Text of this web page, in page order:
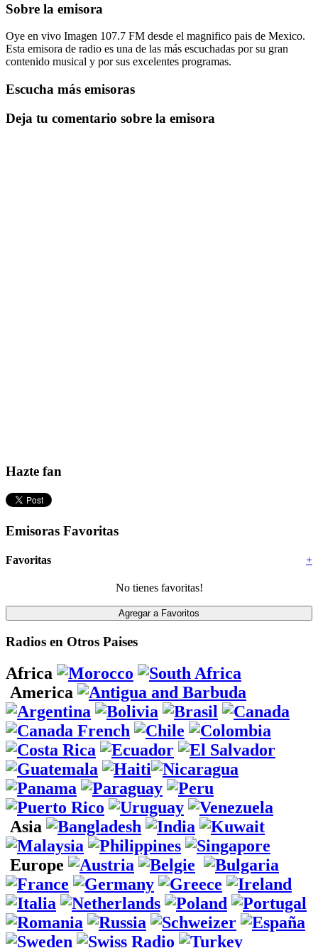
Sobre la emisora
Oye en vivo Imagen 107.7 FM desde el magnifico pais de Mexico.
Esta emisora de radio es una de las más escuchadas por su gran
contenido musical y por sus excelentes programas.
Escucha más emisoras
Deja tu comentario sobre la emisora
Hazte fan
Emisoras Favoritas
+
Favoritas
No tienes favoritas!
Radios en Otros Paises
Africa
America
Asia
Europe